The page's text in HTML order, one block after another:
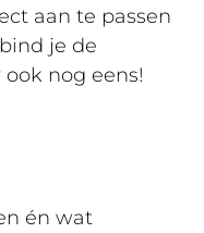
aan te passen
je de
nog eens!
én wat